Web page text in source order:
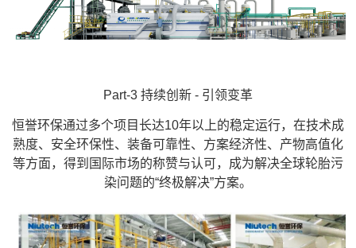
Part-3 持续创新 - 引领变革
恒誉环保通过多个项目长达10年以上的稳定运行，在技术成
熟度、安全环保性、装备可靠性、方案经济性、产物高值化
等方面，得到国际市场的称赞与认可，成为解决全球轮胎污
染问题的“终极解决”方案。